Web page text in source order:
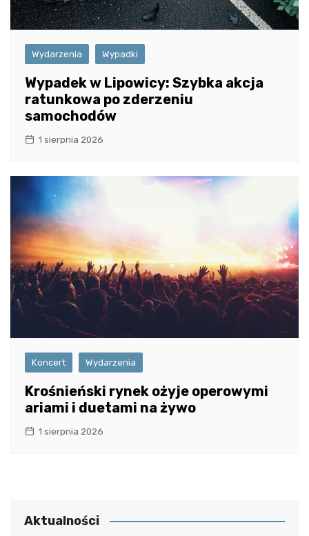
Wydarzenia Wypadki
Wypadek w Lipowicy: Szybka akcja
ratunkowa po zderzeniu
samochodów
1 sierpnia 2026
Koncert Wydarzenia
Krośnieński rynek ożyje operowymi
ariami i duetami na żywo
1 sierpnia 2026
Aktualności